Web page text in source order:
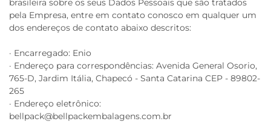
brasileira sobre os seus Dados Pessoais que são tratados
pela Empresa, entre em contato conosco em qualquer um
dos endereços de contato abaixo descritos:
· Encarregado: Enio
· Endereço para correspondências: Avenida General Osorio,
765-D, Jardim Itália, Chapecó - Santa Catarina CEP - 89802-
265
· Endereço eletrônico:
bellpack@bellpackembalagens.com.br